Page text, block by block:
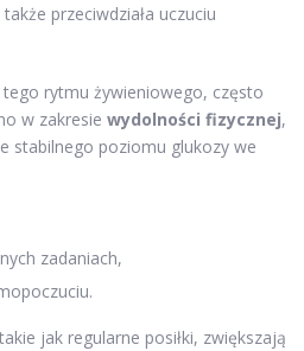
przeciwdziała uczuciu
rytmu żywieniowego, często
w zakresie wydolności fizycznej,
stabilnego poziomu glukozy we
zadaniach,
jak regularne posiłki, zwiększają